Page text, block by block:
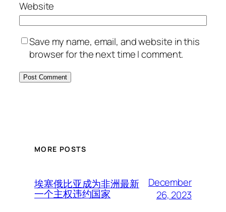
Website
Save my name, email, and website in this
browser for the next time I comment.
MORE POSTS
埃塞俄比亚成为非洲最新
一个主权违约国家
December
26, 2023